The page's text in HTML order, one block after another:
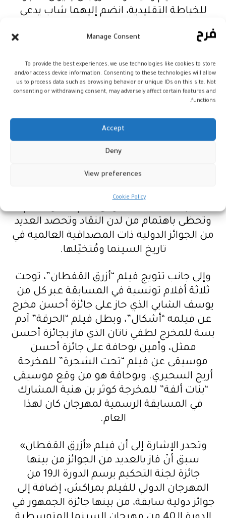
Manage Consent
To provide the best experiences, we use technologies like cookies to store
and/or access device information. Consenting to these technologies will allow
us to process data such as browsing behavior or unique IDs on this site. Not
consenting or withdrawing consent, may adversely affect certain features and
functions.
Accept
Deny
View preferences
Cookie Policy
للخياطة التقليدية، انضم إليهما شاب يدعى
حليم الشغف الصادق بالخياطة، فيما تدور
أيضا إلى “المثلية الجنسية.
ويجسد بطولة الفيلم كل من صالح بكري،
وحميد الزوغي، وعدد من الممثلات والممثلين
المغاربة.
الفنّ السابع، إذْ أظهر التقدّم الذي بات يطبع
السينما المغربيّة في الآونة الأخيرة، بعدما
أصبحت أفلامها تُعرض أمام أنظار العالم
وتحظى باهتمام من لدن النقاد وتحصد العديد
من الجوائز الدولية ذات المصداقية العالمية في
تاريخ السينما ومُتخيّلها.
وإلى جانب تتويج فيلم “أزرق القفطان”، توجت
ثلاثة أفلام تونسية في المسابقة عبر كل من
يوسف الشابي الذي حاز على جائزة أحسن مخرج
عن فيلمه “أشكال”، وبطل فيلم “الحرقة” آدم
بسة للمخرج لطفي ناتان الذي فاز بجائزة أحسن
ممثل، وأمين بوحافة على جائزة أحسن
موسيقى عن فيلم “تحت الشجرة” للمخرجة
أريج السحيري. وبوحافة هو من وقع موسيقى
“بنات ألفة” للمخرجة كوثر بن هنية المشارك
في المسابقة الرسمية لمهرجان كان لهذا
العام.
وتجدر الإشارة إلى أن فيلم «أزرق القفطان»
سبق أنْ فاز بالعديد من الجوائز من بينها
جائزة لجنة التحكيم برسم الدورة الـ19 من
المهرجان الدولي للفيلم بمراكش، إضافة إلى
جوائز دولية سابقة، من بينها جائزة الجمهور في